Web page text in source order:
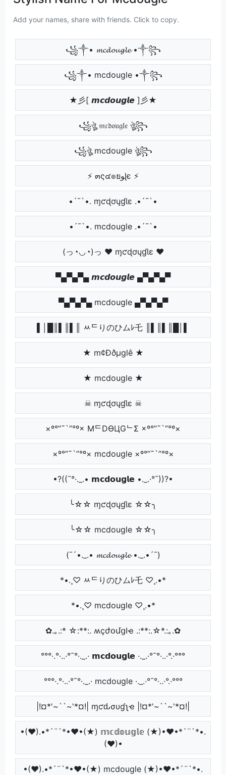
Add your names, share with friends. Click to copy.
꧁༒• 𝓶𝓬𝓭𝓸𝓾𝓰𝓵𝓮 •༒꧂
꧁༒• mcdougle •༒꧂
★彡[ 𝙢𝙘𝙙𝙤𝙪𝙜𝙡𝙚 ]彡★
꧁ঔৣ 𝔪𝔠𝔡𝔬𝔲𝔤𝔩𝔢 ঔৣ꧂
꧁ঔৣ mcdougle ঔৣ꧂
⚡ ๓ς๔๏ยﻮɭє ⚡
•´¯`•. ɱƈɖơųɠƖɛ .•´¯`•
•´¯`•. mcdougle .•´¯`•
(っ◔◡◔)っ ♥ ɱƈɖơųɠƖɛ ♥
▀▄▀▄▀▄ 𝙢𝙘𝙙𝙤𝙪𝙜𝙡𝙚 ▄▀▄▀▄▀
▀▄▀▄▀▄ mcdougle ▄▀▄▀▄▀
▌│█║▌║▌║ ﾶᄃりのひムﾚ乇 ║▌║▌║█│▌
★ m¢Ððµglê ★
★ mcdougle ★
☠ ɱƈɖơųɠƖɛ ☠
×º°”˜`”°º× MᄃDӨЦGᄂΣ ×º°”˜`”°º×
×º°”˜`”°º× mcdougle ×º°”˜`”°º×
•?((¯°·._.• 𝗺𝗰𝗱𝗼𝘂𝗴𝗹𝗲 •._.·°¯))?•
╰☆☆ ɱƈɖơųɠƖɛ ☆☆╮
╰☆☆ mcdougle ☆☆╮
(¯´•._.• 𝓶𝓬𝓭𝓸𝓾𝓰𝓵𝓮 •._.•´¯)
*•.¸♡ ﾶᄃりのひムﾚ乇 ♡¸.•*
*•.¸♡ mcdougle ♡¸.•*
✿.｡.:* ☆:**:. ʍçժօմցӀҽ .:**:.☆*.:｡.✿
°°°·.°·..·°¯°·._.· 𝗺𝗰𝗱𝗼𝘂𝗴𝗹𝗲 ·._.·°¯°·..·°.·°°°
°°°·.°·..·°¯°·._.· mcdougle ·._.·°¯°·..·°.·°°°
|!¤*'~``~'*¤!| ɱƈԃσυɠʅҽ |!¤*'~``~'*¤!|
•(♥).•*´¨`*•♥•(★) 𝕞𝕔𝕕𝕠𝕦𝕘𝕝𝕖 (★)•♥•*´¨`*•.
(♥)•
•(♥).•*´¨`*•♥•(★) mcdougle (★)•♥•*´¨`*•.